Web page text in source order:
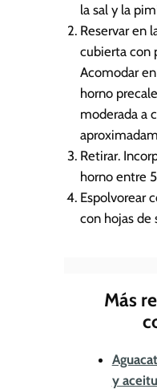
la sal y la
Reservar en
cubierta con
Acomodar
horno
moderada a
Retirar.
horno entre
Espolvorear
con hojas de
Más
y